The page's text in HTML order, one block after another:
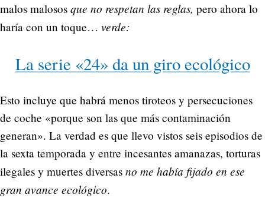
malos malosos que no respetan las reglas, pero ahora lo
haría con un toque… verde:
La serie «24» da un giro ecológico
Esto incluye que habrá menos tiroteos y persecuciones
de coche «porque son las que más contaminación
generan». La verdad es que llevo vistos seis episodios de
la sexta temporada y entre incesantes amanazas, torturas
ilegales y muertes diversas no me había fijado en ese
gran avance ecológico.